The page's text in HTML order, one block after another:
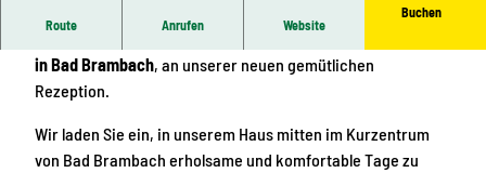
Route Anrufen Website
Buchen
in Bad Brambach, an unserer neuen gemütlichen
Rezeption.
Wir laden Sie ein, in unserem Haus mitten im Kurzentrum
von Bad Brambach erholsame und komfortable Tage zu